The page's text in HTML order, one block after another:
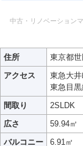
中古・リノベーション
住所
東京都
アクセス
東急大
東急目
間取り
2SLDK
広さ
59.94㎡
バルコニー
6.91㎡